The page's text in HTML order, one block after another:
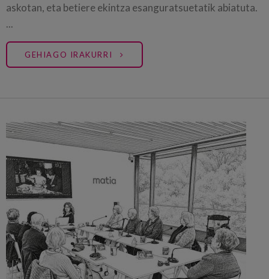
askotan, eta betiere ekintza esanguratsuetatik abiatuta.
...
GEHIAGO IRAKURRI